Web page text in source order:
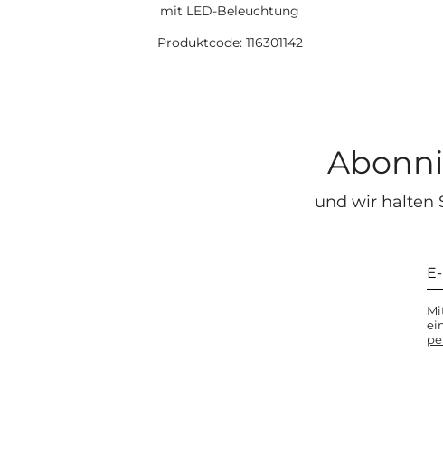
mit LED-Beleuchtung
Produktcode: 116301142
und wir halten